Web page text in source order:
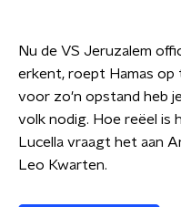
Nu de VS Jeruzalem
erkent, roept Hamas op
voor zo'n opstand heb
volk nodig. Hoe reëel is
Lucella vraagt het aan
Leo Kwarten.